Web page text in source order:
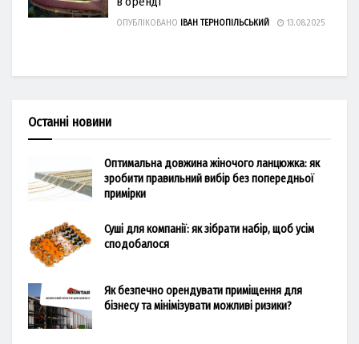
ОПУБЛІКОВАНО ІВАН ТЕРНОПІЛЬСЬКИЙ 13.08.2025
Останні новини
Оптимальна довжина жіночого ланцюжка: як
зробити правильний вибір без попередньої
примірки
Суші для компанії: як зібрати набір, щоб усім
сподобалося
Як безпечно орендувати приміщення для
бізнесу та мінімізувати можливі ризики?